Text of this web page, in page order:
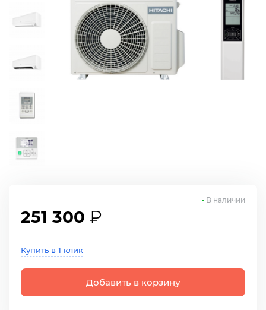
251 300 ₽
Купить в 1 клик
Добавить в корзину
В наличии